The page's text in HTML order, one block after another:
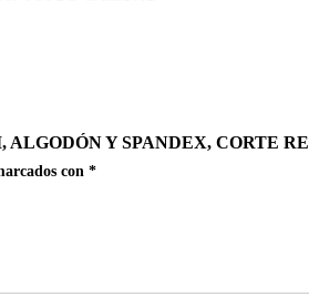
Y SPANDEX, CORTE
con *